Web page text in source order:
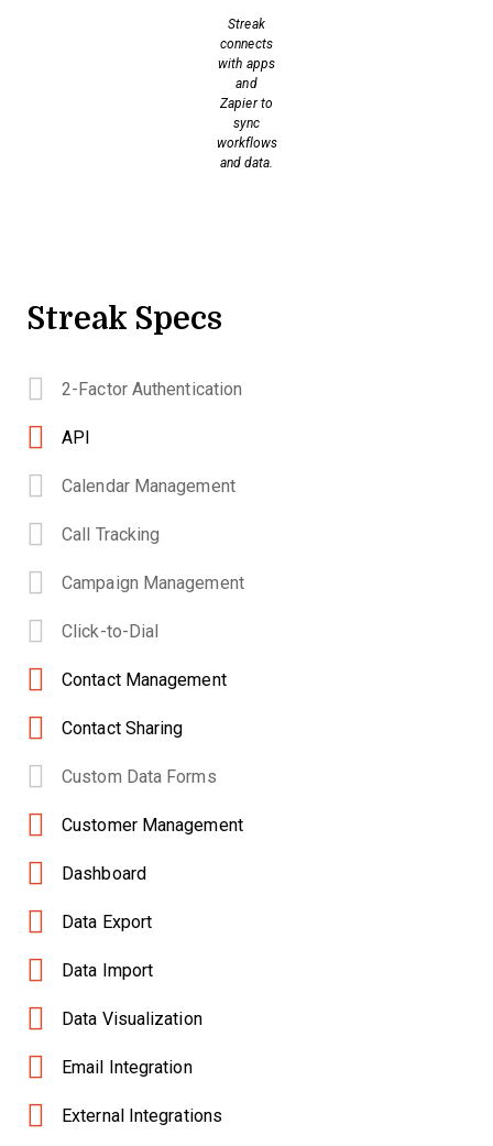
Streak
connects
with apps
and
Zapier to
sync
workflows
and data.
Streak Specs
2-Factor Authentication
API
Calendar Management
Call Tracking
Campaign Management
Click-to-Dial
Contact Management
Contact Sharing
Custom Data Forms
Customer Management
Dashboard
Data Export
Data Import
Data Visualization
Email Integration
External Integrations